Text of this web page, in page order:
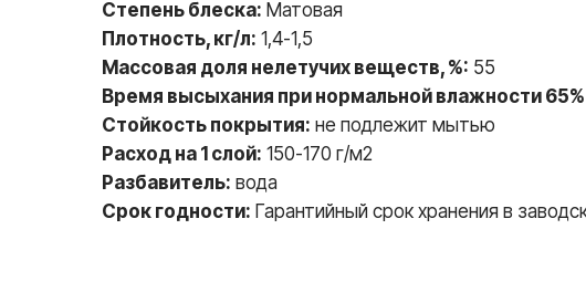
Степень блеска: Матовая
Плотность, кг/л: 1,4-1,5
Массовая доля нелетучих веществ, %: 55
Время высыхания при нормальной влажности
Стойкость покрытия: не подлежит мытью
Расход на 1 слой: 150-170 г/м2
Разбавитель: вода
Срок годности: Гарантийный срок хранения в